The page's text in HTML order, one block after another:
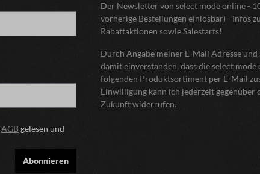
AGBgelesen und
Abonnieren
Der Newsletter von select mode online -
vorherige Bestellungen einlösbar) - Infos
Rabattaktionen sowie Salestarts!
Durch Angabe meiner E-Mail Adresse
damit einverstanden, dass die select
folgenden Produktsortiment per E-Mail
Einwilligung kann ich jederzeit
Zukunft widerrufen.